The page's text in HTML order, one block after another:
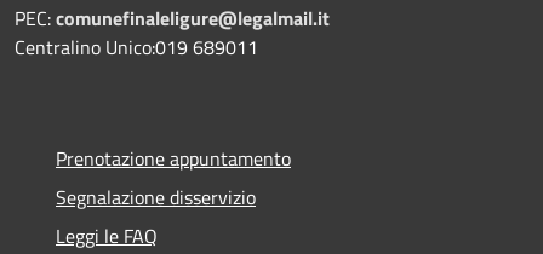
PEC:comunefinaleligure@legalmail.it
Centralino Unico:019 689011
Prenotazione appuntamento
Segnalazione disservizio
Leggi le FAQ